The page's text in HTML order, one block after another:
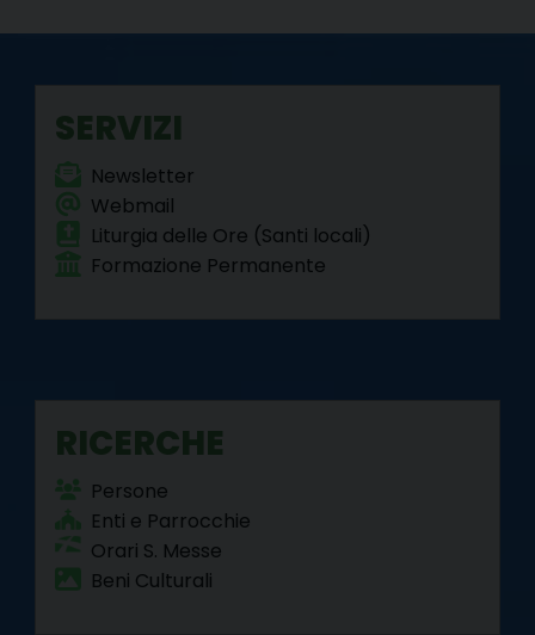
SERVIZI
Newsletter
Webmail
Liturgia delle Ore (Santi locali)
Formazione Permanente
RICERCHE
Persone
Enti e Parrocchie
Orari S. Messe
Beni Culturali